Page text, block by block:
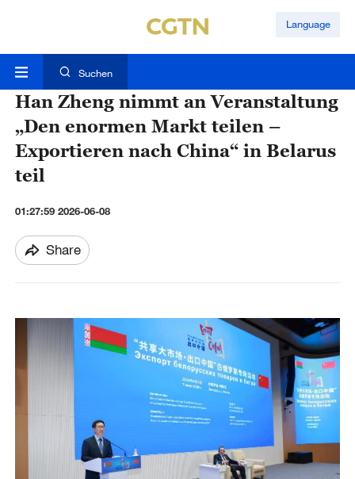
Language
Suchen
Han Zheng nimmt an Veranstaltung
„Den enormen Markt teilen –
Exportieren nach China“ in Belarus
teil
01:27:59 2026-06-08
Share